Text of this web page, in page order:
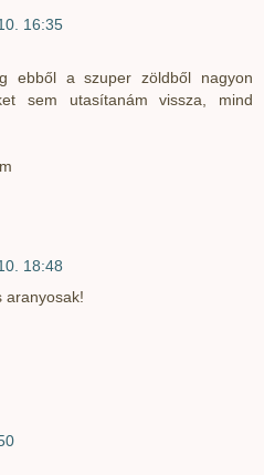
16:35
ebből a szuper zöldből nagyon
sem utasítanám vissza, mind
18:48
aranyosak!